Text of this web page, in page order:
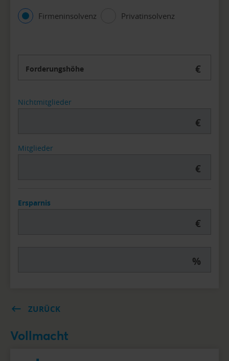
Firmeninsolvenz Privatinsolvenz
Forderungshöhe €
Nichtmitglieder
€
Mitglieder
€
Ersparnis
€
%
ZURÜCK
Vollmacht